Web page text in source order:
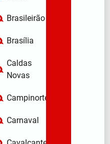
Brasileirão
Brasília
Caldas
Novas
Campinorte
Carnaval